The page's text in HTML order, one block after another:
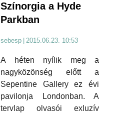
Színorgia a Hyde
Parkban
sebesp 2015.06.23. 10:53
A héten nyílik meg a
nagyközönség előtt a
Sepentine Gallery ez évi
pavilonja Londonban. A
tervlap olvasói exluzív